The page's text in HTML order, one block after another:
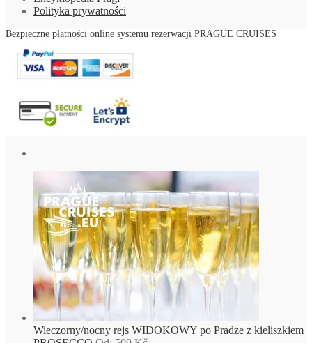
Polityka prywatności
Bezpieczne płatności online systemu rezerwacji PRAGUE CRUISES
Wieczorny/nocny rejs WIDOKOWY po Pradze z kieliszkiem